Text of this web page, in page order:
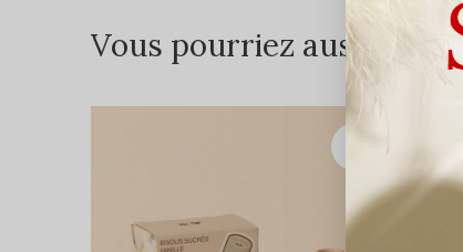
Vous pourriez aussi